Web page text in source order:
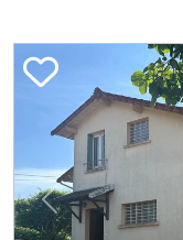
Previous